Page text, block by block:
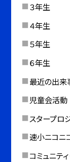
３年生
４年生
５年生
６年生
最近の出来
児童会活動
スタープロ
速小ニコニ
コミュニティ